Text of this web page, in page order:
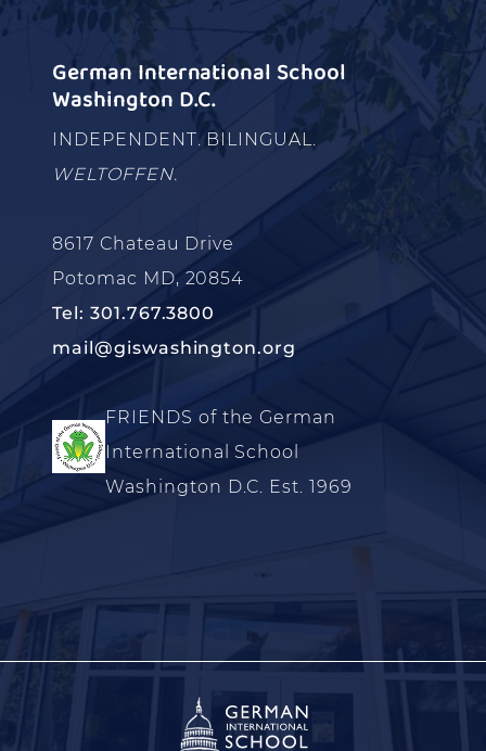
German International School
Washington D.C.
INDEPENDENT. BILINGUAL.
WELTOFFEN.
8617 Chateau Drive
Potomac MD, 20854
Tel: 301.767.3800
mail@giswashington.org
FRIENDS of the German
International School
Washington D.C. Est. 1969